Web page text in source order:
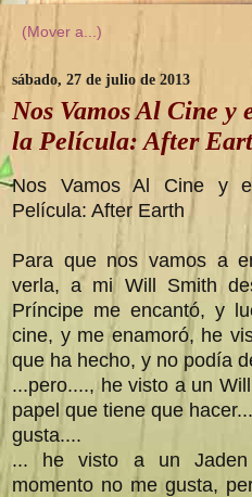
sábado, 27 de julio de 2013
Nos Vamos Al Cine y
la Película: After
Nos Vamos Al Cine y
Película: After Earth
Para que nos vamos a
verla, a mi Will Smith
Príncipe me encantó, y
cine, y me enamoró, he
que ha hecho, y no podía
...pero...., he visto a un
papel que tiene que
gusta....
... he visto a un
momento no me gusta,